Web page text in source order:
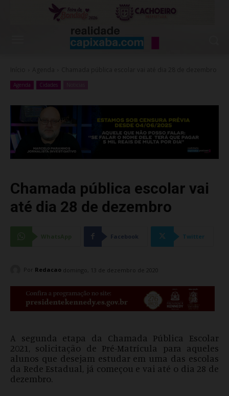
Agenda Cidades
Chamada pública escolar vai
até dia 28 de dezembro
Facebook Twitter
Por Redacao domingo, 13 de dezembro de 2020
A segunda etapa da Chamada Pública Escolar
2021, solicitação de Pré-Matrícula para aqueles
alunos que desejam estudar em uma das escolas
da Rede Estadual, já começou e vai até o dia 28 de
dezembro.